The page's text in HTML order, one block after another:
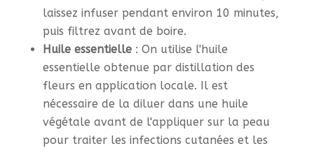
laissez infuser pendant environ 10 minutes,
puis filtrez avant de boire.
Huile essentielle: On utilise l'huile
essentielle obtenue par distillation des
fleurs en application locale. Il est
nécessaire de la diluer dans une huile
végétale avant de l'appliquer sur la peau
pour traiter les infections cutanées et les